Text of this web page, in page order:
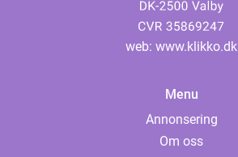
web: www.klikko.dk
Menu
Annonsering
Om oss